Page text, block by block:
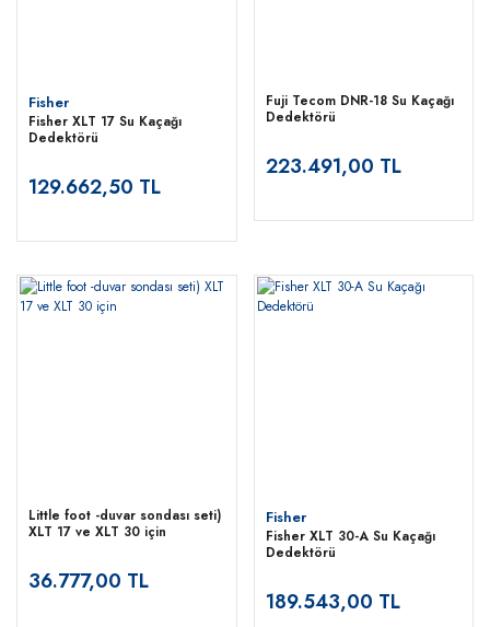
Fisher
Fisher XLT 17 Su Kaçağı
Dedektörü
129.662,50 TL
Fuji Tecom DNR-18 Su Kaçağı
Dedektörü
223.491,00 TL
Little foot -duvar sondası seti)
XLT 17 ve XLT 30 için
36.777,00 TL
Fisher
Fisher XLT 30-A Su Kaçağı
Dedektörü
189.543,00 TL